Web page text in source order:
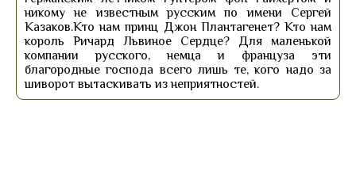
никому не известным русским по имени Сергей
Казаков.Кто нам принц Джон Плантагенет? Кто нам
король Ричард Львиное Сердце? Для маленькой
компании русского, немца и француза эти
благородные господа всего лишь те, кого надо за
шиворот вытаскивать из неприятностей.